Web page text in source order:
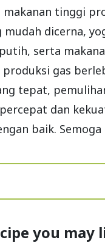
makanan tinggi
mudah dicerna,
serta
gas
tepat,
dan
baik. Semoga
you may